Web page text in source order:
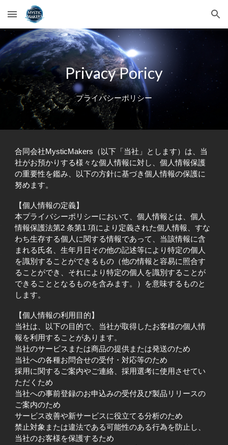
Skip to main content Skip to navigation
Privacy Poricy
プライバシーポリシー
合同会社MysticMakers（以下「当社」とします）は、当
社がお預かりする様々な個人情報に対し、個人情報保護
の重要性を鑑み、以下の方針に基づき個人情報の保護に
努めます。
【個人情報の定義】
本プライバシーポリシーにおいて、個人情報とは、個人
情報保護法第2 条第1 項により定義された個人情報、すな
わち生存する個人に関する情報であって、当該情報に含
まれる氏名、生年月日その他の記述等により特定の個人
を識別することができるもの（他の情報と容易に照合す
ることができ、それにより特定の個人を識別することが
できることとなるものを含みます。）を意味するものと
します。
【個人情報の利用目的】
当社は、以下の目的で、当社が取得したお客様の個人情
報を利用することがあります。
当社のサービスまたは商品の提供または発送のため
当社への各種お問合せの受付・対応等のため
採用に関するご案内やご連絡、採用選考に使用させてい
ただくため
当社への事前登録のお申込みの受付及び製品リリースの
ご案内のため
サービス改善や新サービスに役立てる分析のため
禁止対象または違法である可能性のある行為を防止し、
当社のお客様を保護するため